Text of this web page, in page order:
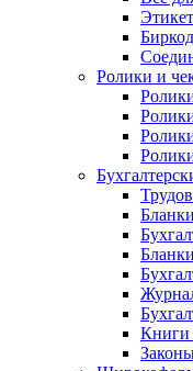
Ролики и
Книги